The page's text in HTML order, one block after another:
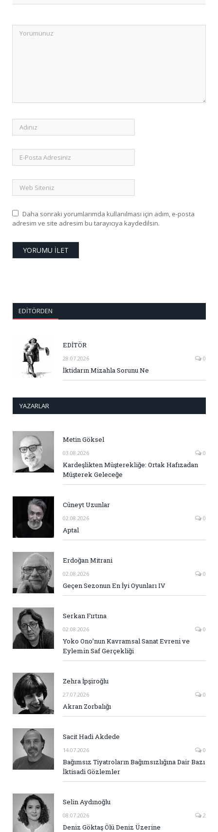
Daha sonraki yorumlarımda kullanılması için adım, e-posta
adresim ve site adresim bu tarayıcıya kaydedilsin.
EDITÖRDEN
EDİTÖR
28.07.2026 0
İktidarın Mizahla Sorunu Ne
YAZARLAR
Metin Göksel
03.08.2026 0
Kardeşlikten Müşterekliğe: Ortak Hafızadan
Müşterek Geleceğe
Cüneyt Uzunlar
02.08.2026 0
Aptal
Erdoğan Mitrani
02.08.2026 0
Geçen Sezonun En İyi Oyunları IV
Serkan Fırtına
02.08.2026 0
Yoko Ono’nun Kavramsal Sanat Evreni ve
Eylemin Saf Gerçekliği
Zehra İpşiroğlu
27.07.2026 0
Akran Zorbalığı
Sacit Hadi Akdede
14.07.2026 0
Bağımsız Tiyatroların Bağımsızlığına Dair Bazı
İktisadi Gözlemler
Selin Aydınoğlu
08.07.2026 2
Deniz Göktaş Ölü Deniz Üzerine